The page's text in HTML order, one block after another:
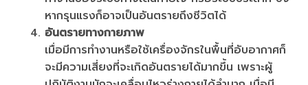
หากรุนแรงก็อาจเป็นอันตรายถึงชีวิตได้
อันตรายทางกายภาพ
เมื่อมีการทำงานหรือใช้เครื่องจักรในพื้นที่อับอากาศก็
จะมีความเสี่ยงที่จะเกิดอันตรายได้มากขึ้น เพราะผู้